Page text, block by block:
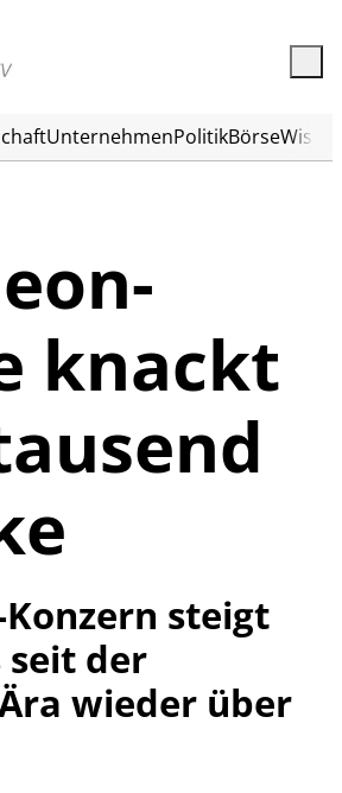
UnternehmenPolitikBörse
knackt
Konzern steigt
der
wieder über